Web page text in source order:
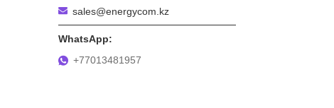
sales@energycom.kz
+77013481957